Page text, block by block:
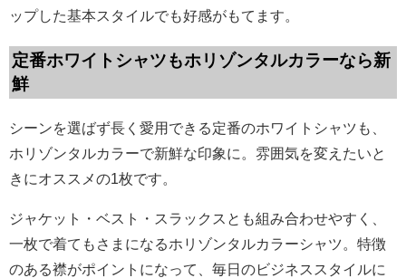
ップした基本スタイルでも好感がもてます。
定番ホワイトシャツもホリゾンタルカラーなら新
鮮
シーンを選ばず長く愛用できる定番のホワイトシャツも、
ホリゾンタルカラーで新鮮な印象に。雰囲気を変えたいと
きにオススメの1枚です。
ジャケット・ベスト・スラックスとも組み合わせやすく、
一枚で着てもさまになるホリゾンタルカラーシャツ。特徴
のある襟がポイントになって、毎日のビジネススタイルに